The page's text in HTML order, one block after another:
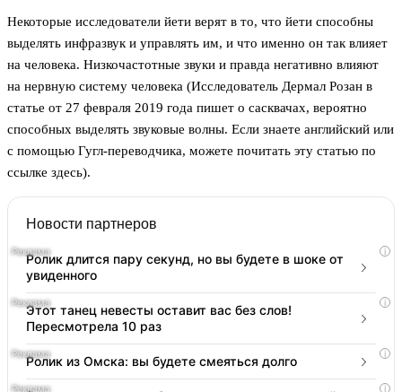
Некоторые исследователи йети верят в то, что йети способны
выделять инфразвук и управлять им, и что именно он так влияет
на человека. Низкочастотные звуки и правда негативно влияют
на нервную систему человека (Исследователь Дермал Розан в
статье от 27 февраля 2019 года пишет о сасквачах, вероятно
способных выделять звуковые волны. Если знаете английский или
с помощью Гугл-переводчика, можете почитать эту статью по
ссылке здесь).
Новости партнеров
i
Ролик длится пару секунд, но вы будете в шоке от
увиденного
i
Этот танец невесты оставит вас без слов!
Пересмотрела 10 раз
i
Ролик из Омска: вы будете смеяться долго
i